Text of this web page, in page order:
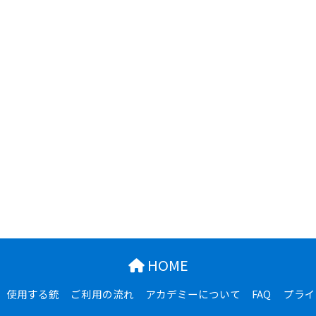
HOME
使用する銃 ご利用の流れ アカデミーについて FAQ プラ